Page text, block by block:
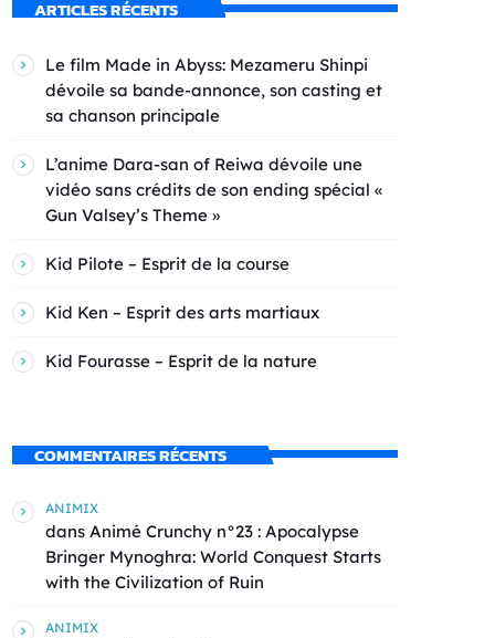
ARTICLES RÉCENTS
Le film Made in Abyss: Mezameru Shinpi
dévoile sa bande-annonce, son casting et
sa chanson principale
L’anime Dara-san of Reiwa dévoile une
vidéo sans crédits de son ending spécial «
Gun Valsey’s Theme »
Kid Pilote – Esprit de la course
Kid Ken – Esprit des arts martiaux
Kid Fourasse – Esprit de la nature
COMMENTAIRES RÉCENTS
ANIMIX
dans Animé Crunchy n°23 : Apocalypse
Bringer Mynoghra: World Conquest Starts
with the Civilization of Ruin
ANIMIX